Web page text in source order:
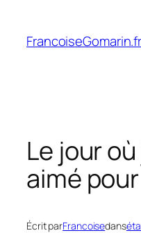
contenu
FrancoiseGomarin.fr
Le jour
aimé
Écrit parFrancoisedans